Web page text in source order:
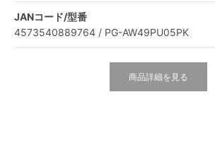
JANコード/型番
4573540889764 / PG-AW49PU05PK
商品詳細を見る